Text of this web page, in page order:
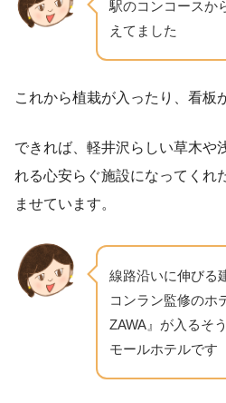
駅のコンコースか
えてました
これから植栽が入ったり、看板
できれば、軽井沢らしい草木や
れる心安らぐ施設になってくれ
ませています。
線路沿いに伸びる
コンラン監修のホ
ZAWA』が入るそ
モールホテルです